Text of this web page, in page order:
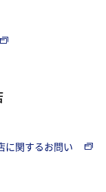
に関するお問い